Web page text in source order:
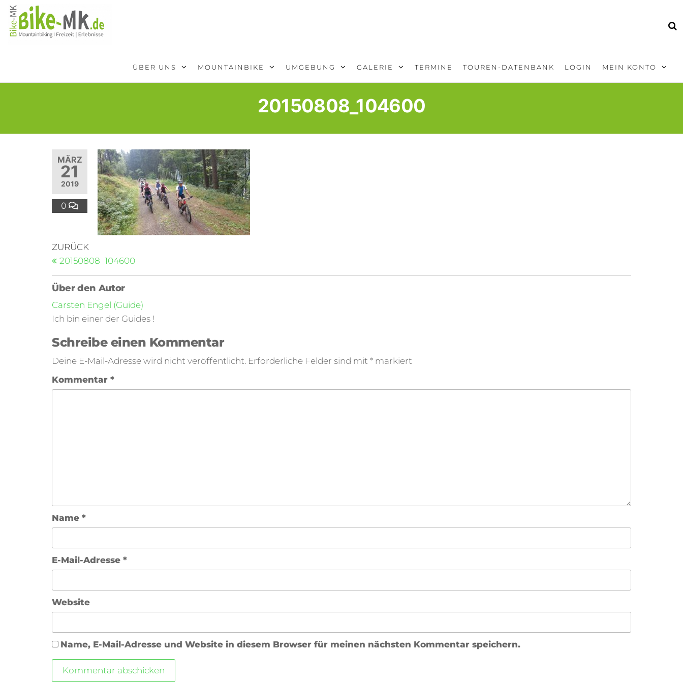
ÜBER UNS MOUNTAINBIKE UMGEBUNG GALERIE TERMINE TOUREN-DATENBANK LOGIN MEIN KONTO
20150808_104600
MÄRZ
21
2019
0
ZURÜCK
20150808_104600
Über den Autor
Carsten Engel (Guide)
Ich bin einer der Guides !
Schreibe einen Kommentar
Deine E-Mail-Adresse wird nicht veröffentlicht. Erforderliche Felder sind mit * markiert
Kommentar *
Name *
E-Mail-Adresse *
Website
Name, E-Mail-Adresse und Website in diesem Browser für meinen nächsten Kommentar speichern.